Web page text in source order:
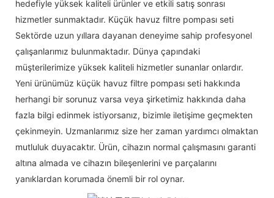
hedefiyle yüksek kaliteli ürünler ve etkili satış sonrası
hizmetler sunmaktadır. Küçük havuz filtre pompası seti
Sektörde uzun yıllara dayanan deneyime sahip profesyonel
çalışanlarımız bulunmaktadır. Dünya çapındaki
müşterilerimize yüksek kaliteli hizmetler sunanlar onlardır.
Yeni ürünümüz küçük havuz filtre pompası seti hakkında
herhangi bir sorunuz varsa veya şirketimiz hakkında daha
fazla bilgi edinmek istiyorsanız, bizimle iletişime geçmekten
çekinmeyin. Uzmanlarımız size her zaman yardımcı olmaktan
mutluluk duyacaktır. Ürün, cihazın normal çalışmasını garanti
altına almada ve cihazın bileşenlerini ve parçalarını
yanıklardan korumada önemli bir rol oynar.